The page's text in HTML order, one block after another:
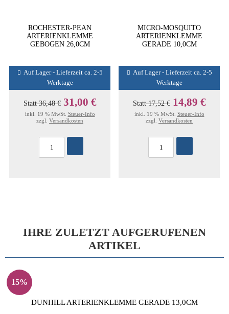
ROCHESTER-PEAN
ARTERIENKLEMME
GEBOGEN 26,0CM
Auf Lager - Lieferzeit ca. 2-5
Werktage
Statt36,48 € 31,00 €
inkl. 19 % MwSt. Steuer-Info
zzgl. Versandkosten
MICRO-MOSQUITO
ARTERIENKLEMME
GERADE 10,0CM
Auf Lager - Lieferzeit ca. 2-5
Werktage
Statt17,52 € 14,89 €
inkl. 19 % MwSt. Steuer-Info
zzgl. Versandkosten
IHRE ZULETZT AUFGERUFENEN
ARTIKEL
15%
DUNHILL ARTERIENKLEMME GERADE 13,0CM